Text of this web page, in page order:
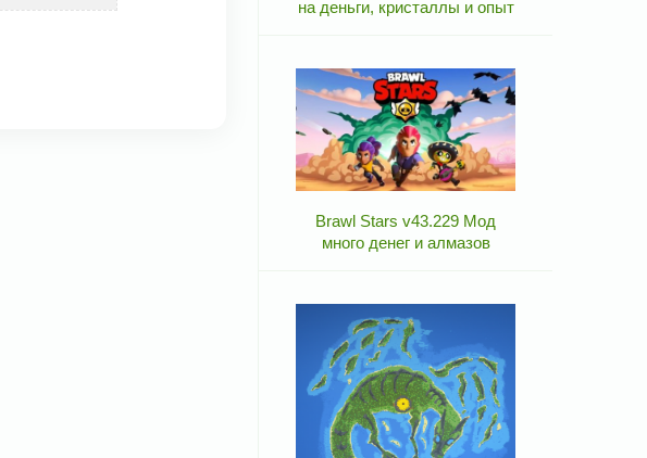
на деньги, кристаллы и опыт
Brawl Stars v43.229 Мод
много денег и алмазов